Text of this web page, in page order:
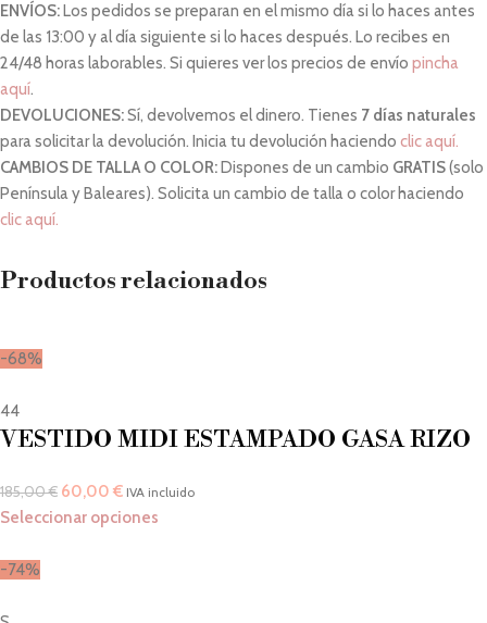
ENVÍOS:Los pedidos se preparan en el mismo día si lo haces antes
de las 13:00 y al día siguiente si lo haces después. Lo recibes en
24/48 horas laborables. Si quieres ver los precios de envío pincha
aquí.
DEVOLUCIONES:Sí, devolvemos el dinero. Tienes 7 días naturales
para solicitar la devolución. Inicia tu devolución haciendo clic aquí.
CAMBIOS DE TALLA O COLOR:Dispones de un cambio GRATIS(solo
Península y Baleares). Solicita un cambio de talla o color haciendo
clic aquí.
Productos relacionados
-68%
44
VESTIDO MIDI ESTAMPADO GASA RIZO
185,00€ 60,00 € IVA incluido
Seleccionar opciones
-74%